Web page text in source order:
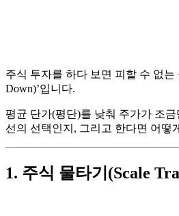
주식 투자를 하다 보면 피할 수 없
Down)’입니다.
평균 단가(평단)를 낮춰 주가가 조
선의 선택인지, 그리고 한다면 어떻
1. 주식 물타기(Scale